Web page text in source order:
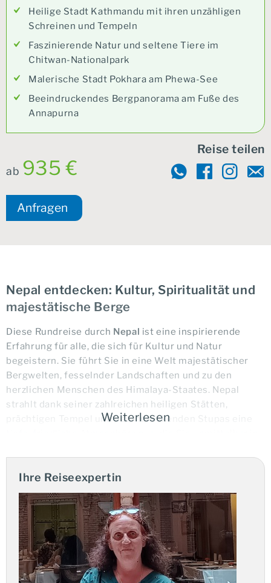
Heilige Stadt Kathmandu mit ihren unzähligen
Schreinen und Tempeln
Faszinierende Natur und seltene Tiere im
Chitwan-Nationalpark
Malerische Stadt Pokhara am Phewa-See
Beeindruckendes Bergpanorama am Fuße des
Annapurna
ab 935 €
Reise teilen
Anfragen
Nepal entdecken: Kultur, Spiritualität und
majestätische Berge
Diese Rundreise durch Nepal ist eine inspirierende
Erfahrung für alle, die sich für Kultur und Natur
begeistern. Sie führt Sie in eine Welt majestätischer
Bergwelten, fesselnder Landschaften und zu den
herzlichen Menschen des Himalaya-Staates. Nepal
strahlt dank seiner zahlreichen heiligen Stätten,
prächtigen Tempel und beeindruckenden Stupas eine
individuell anpassbare Reisebausteine
Privatreise mit eigenem Chauffeur
Weiterlesen
Ihre Reiseexpertin